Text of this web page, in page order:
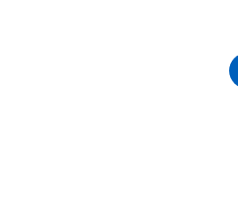
荒井耕（あらいこう）